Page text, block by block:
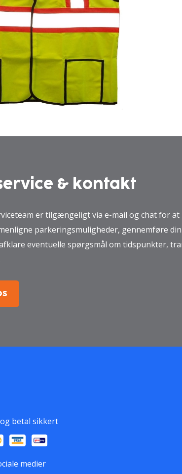
& kontakt
er tilgængeligt via e-mail og chat for
parkeringsmuligheder, gennemføre din
eventuelle spørgsmål om tidspunkter,
betal sikkert
medier